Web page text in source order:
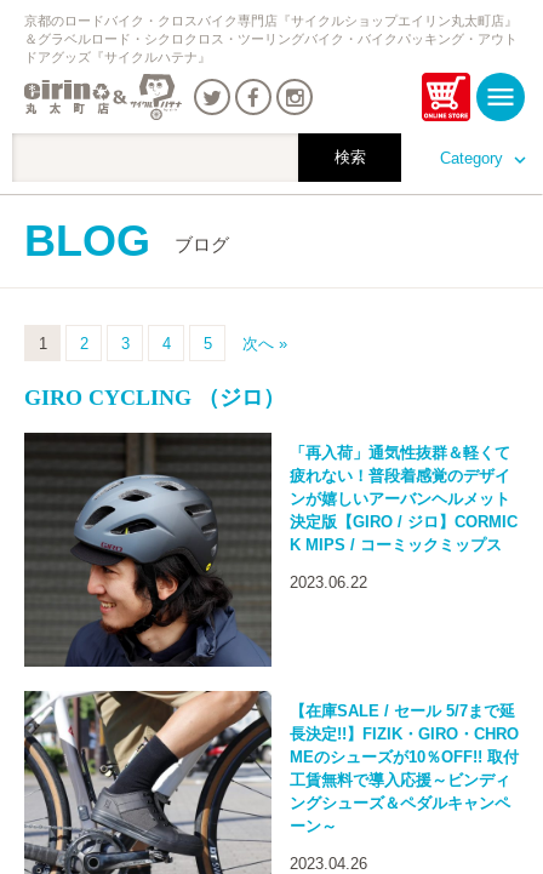
Category
京都のロードバイク・クロスバイク専門店『サイクルショップエイリン丸太町店』
＆グラベルロード・シクロクロス・ツーリングバイク・バイクパッキング・アウト
ドアグッズ『サイクルハテナ』
BLOG ブログ
1 2 3 4 5 次へ »
GIRO CYCLING （ジロ）
「再入荷」通気性抜群＆軽くて
疲れない！普段着感覚のデザイ
ンが嬉しいアーバンヘルメット
決定版【GIRO / ジロ】CORMIC
K MIPS / コーミックミップス
2023.06.22
【在庫SALE / セール 5/7まで延
長決定!!】FIZIK・GIRO・CHRO
MEのシューズが10％OFF!! 取付
工賃無料で導入応援～ビンディ
ングシューズ＆ペダルキャンペ
ーン～
2023.04.26